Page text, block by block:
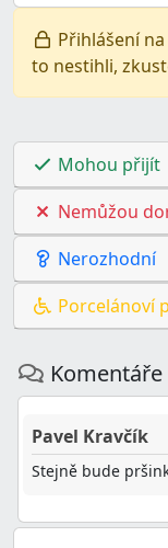
Přihlášení
to nestihli,
Mohou přijít
Nemůžou
Nerozhodní
Porcelánoví
Komentáře
Pavel Kravčík
Stejně bude